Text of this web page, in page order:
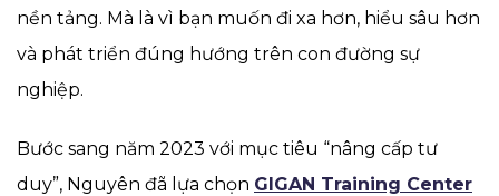
nền tảng. Mà là vì bạn muốn đi xa hơn, hiểu sâu hơn
và phát triển đúng hướng trên con đường sự
nghiệp.
Bước sang năm 2023 với mục tiêu “nâng cấp tư
duy”, Nguyên đã lựa chọn GIGAN Training Center